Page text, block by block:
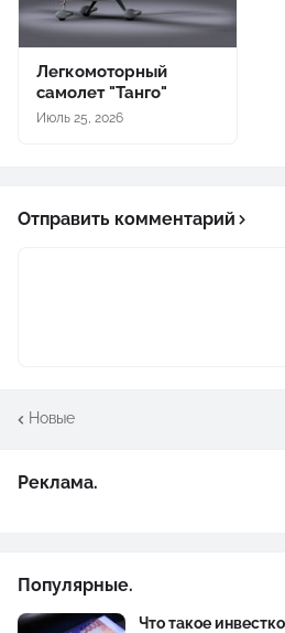
Легкомоторный
самолет "Танго"
Июль 25, 2026
Отправить комментарий
Новые
Реклама.
Популярные.
Что такое